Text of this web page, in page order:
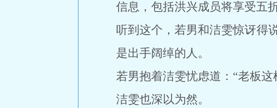
信息，包括洪兴成员将享受五
听到这个，若男和洁雯惊讶得
是出手阔绰的人。
若男抱着洁雯忧虑道：“老板
洁雯也深以为然。